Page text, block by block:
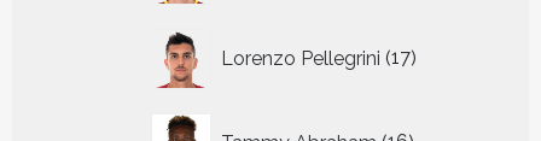
Lorenzo Pellegrini 17
producten